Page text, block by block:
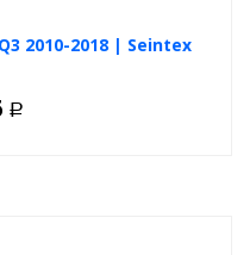
2010-2018 | Seintex
Р